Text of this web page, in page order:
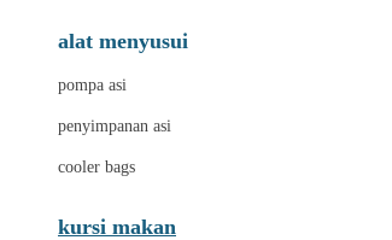
alat menyusui
pompa asi
penyimpanan asi
cooler bags
kursi makan